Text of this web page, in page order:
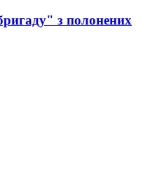
з полонених